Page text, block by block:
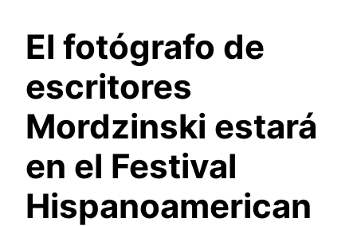
El fotógrafo de
escritores
Mordzinski estará
en el Festival
Hispanoamerican